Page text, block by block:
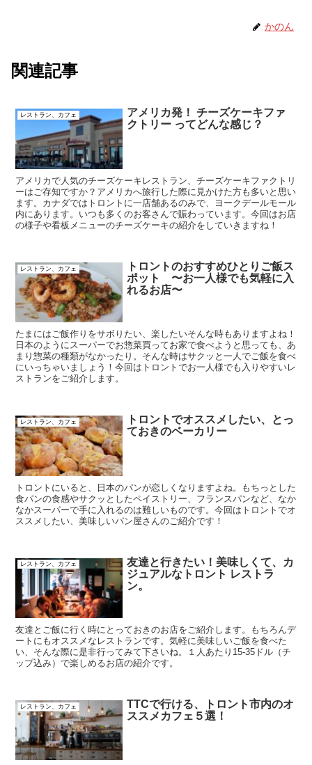
かのん
関連記事
レストラン、カフェ
アメリカ発！ チーズケーキファ
クトリー ってどんな感じ？
アメリカで人気のチーズケーキレストラン、チーズケーキファクトリ
ーはご存知ですか？アメリカへ旅行した際に見かけた方も多いと思い
ます。カナダではトロントに一店舗あるのみで、ヨークデールモール
内にあります。いつも多くのお客さんで賑わっています。今回はお店
の様子や看板メニューのチーズケーキの紹介をしていきますね！
レストラン、カフェ
トロントのおすすめひとりご飯ス
ポット 〜お一人様でも気軽に入
れるお店〜
たまにはご飯作りをサボりたい、楽したいそんな時もありますよね！
日本のようにスーパーでお惣菜買ってお家で食べようと思っても、あ
まり惣菜の種類がなかったり。そんな時はサクッと一人でご飯を食べ
にいっちゃいましょう！今回はトロントでお一人様でも入りやすいレ
ストランをご紹介します。
レストラン、カフェ
トロントでオススメしたい、とっ
ておきのベーカリー
トロントにいると、日本のパンが恋しくなりますよね。もちっとした
食パンの食感やサクッとしたペイストリー、フランスパンなど、なか
なかスーパーで手に入れるのは難しいものです。今回はトロントでオ
ススメしたい、美味しいパン屋さんのご紹介です！
レストラン、カフェ
友達と行きたい！美味しくて、カ
ジュアルなトロント レストラ
ン。
友達とご飯に行く時にとっておきのお店をご紹介します。もちろんデ
ートにもオススメなレストランです。気軽に美味しいご飯を食べた
い、そんな際に是非行ってみて下さいね。１人あたり15-35ドル（チ
ップ込み）で楽しめるお店の紹介です。
レストラン、カフェ
TTCで行ける、トロント市内のオ
ススメカフェ５選！